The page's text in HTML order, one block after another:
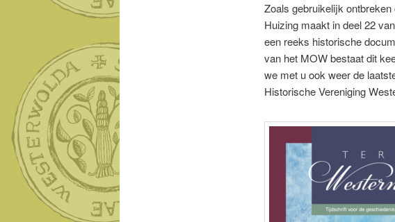
Zoals gebruikelijk
Huizing maakt in deel 22
een reeks historische
van het MOW bestaat dit
we met u ook weer de
Historische Vereniging